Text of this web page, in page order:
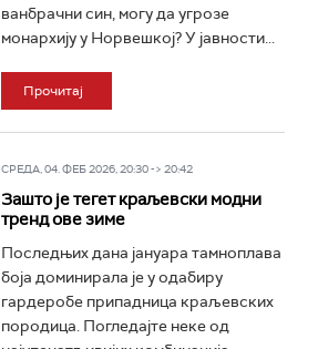
ванбрачни син, могу да угрозе
монархију у Норвешкој? У јавности...
Прочитај
СРЕДА, 04. ФЕБ 2026, 20:30 -> 20:42
Зашто је тегет краљевски модни
тренд ове зиме
Последњих дана јануара тамноплава
боја доминирала је у одабиру
гардеробе припадница краљевских
породица. Погледајте неке од